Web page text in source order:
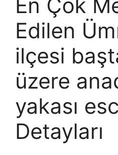
En Çok
Edilen
ilçesi
üzere
yakası
Detayları